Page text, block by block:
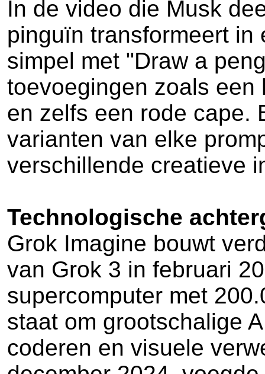
In de video die Musk
pinguïn transformeert in
simpel met "Draw a
toevoegingen zoals een
en zelfs een rode cape.
varianten van elke
verschillende creatieve
Technologische
Grok Imagine bouwt
van Grok 3 in februari
supercomputer met
staat om grootschalige
coderen en visuele